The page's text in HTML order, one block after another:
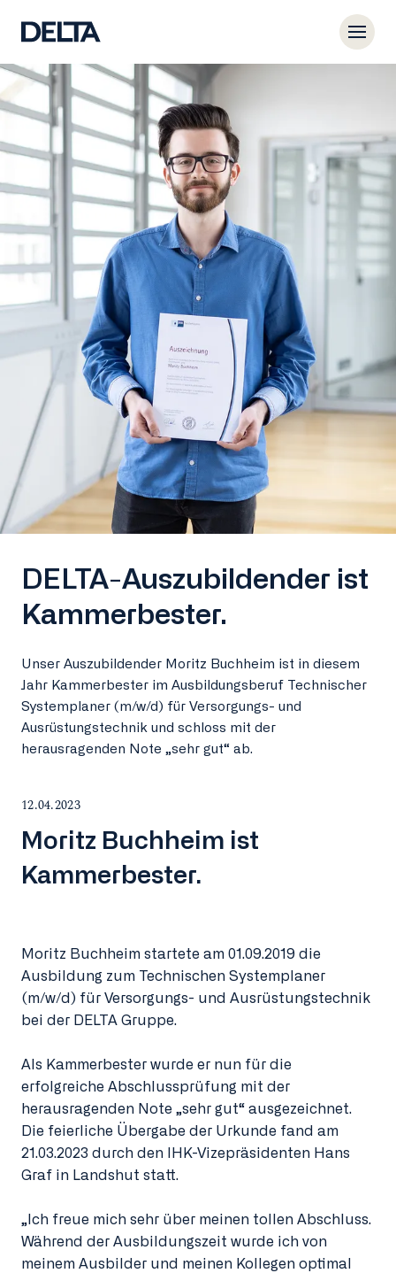
DELTA-Auszubildender ist
Kammerbester.
Unser Auszubildender Moritz Buchheim ist in diesem
Jahr Kammerbester im Ausbildungsberuf Technischer
Systemplaner (m/w/d) für Versorgungs- und
Ausrüstungstechnik und schloss mit der
herausragenden Note „sehr gut“ ab.
12.04.2023
Moritz Buchheim ist
Kammerbester.
Moritz Buchheim startete am 01.09.2019 die
Ausbildung zum Technischen Systemplaner
(m/w/d) für Versorgungs- und Ausrüstungstechnik
bei der DELTA Gruppe.
Als Kammerbester wurde er nun für die
erfolgreiche Abschlussprüfung mit der
herausragenden Note „sehr gut“ ausgezeichnet.
Die feierliche Übergabe der Urkunde fand am
21.03.2023 durch den IHK-Vizepräsidenten Hans
Graf in Landshut statt.
„Ich freue mich sehr über meinen tollen Abschluss.
Während der Ausbildungszeit wurde ich von
meinem Ausbilder und meinen Kollegen optimal